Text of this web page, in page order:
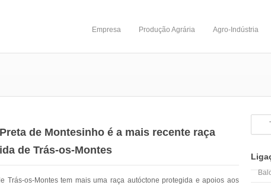
Empresa Produção Agrária Agro-Indústria
de Montesinho é a mais recente raça
de Trás-os-Montes
Trás-os-Montes tem mais uma raça autóctone protegida e apoios aos